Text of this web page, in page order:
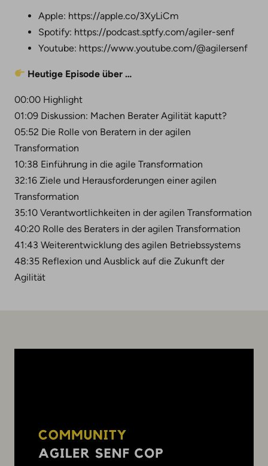
Apple: https://apple.co/3XyLiCm
Spotify: https://podcast.sptfy.com/agiler-senf
Youtube: https://www.youtube.com/@agilersenf
Heutige Episode über …
00:00 Highlight
01:09 Diskussion: Machen Berater Agilität kaputt?
05:52 Die Rolle von Beratern in der agilen
Transformation
10:38 Einführung in die agile Transformation
32:16 Ziele und Herausforderungen einer agilen
Transformation
35:10 Verantwortlichkeiten in der agilen Transformation
40:20 Rolle des Beraters in der agilen Transformation
41:43 Weiterentwicklung des agilen Betriebssystems
48:35 Reflexion und Ausblick auf die Zukunft der
Agilität